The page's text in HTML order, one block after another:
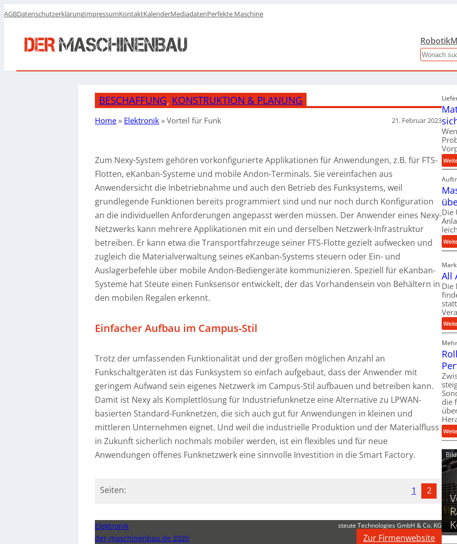
AGBDatenschutzerklärungImpressumKontaktKalenderMediadatenPerfekte Maschine
Robotik
Search
BESCHAFFUNG, KONSTRUKTION & PLANUNG
Home » Elektronik »Vorteil für Funk 21. Februar 2023
Zum Nexy-System gehören vorkonfigurierte Applikationen für Anwendungen, z.B. für FTS-
Flotten, eKanban-Systeme und mobile Andon-Terminals. Sie vereinfachen aus
Anwendersicht die Inbetriebnahme und auch den Betrieb des Funksystems, weil
grundlegende Funktionen bereits programmiert sind und nur noch durch Konfiguration
an die individuellen Anforderungen angepasst werden müssen. Der Anwender eines Nexy-
Netzwerks kann mehrere Applikationen mit ein und derselben Netzwerk-Infrastruktur
betreiben. Er kann etwa die Transportfahrzeuge seiner FTS-Flotte gezielt aufwecken und
zugleich die Materialverwaltung seines eKanban-Systems steuern oder Ein- und
Auslagerbefehle über mobile Andon-Bediengeräte kommunizieren. Speziell für eKanban-
Systeme hat Steute einen Funksensor entwickelt, der das Vorhandensein von Behältern in
den mobilen Regalen erkennt.
Einfacher Aufbau im Campus-Stil
Trotz der umfassenden Funktionalität und der großen möglichen Anzahl an
Funkschaltgeräten ist das Funksystem so einfach aufgebaut, dass der Anwender mit
geringem Aufwand sein eigenes Netzwerk im Campus-Stil aufbauen und betreiben kann.
Damit ist Nexy als Komplettlösung für Industriefunknetze eine Alternative zu LPWAN-
basierten Standard-Funknetzen, die sich auch gut für Anwendungen in kleinen und
mittleren Unternehmen eignet. Und weil die industrielle Produktion und der Materialfluss
in Zukunft sicherlich nochmals mobiler werden, ist ein flexibles und für neue
Anwendungen offenes Funknetzwerk eine sinnvolle Investition in die Smart Factory.
Seiten: 1 2
Elektronik
der-maschinenbau.de 2020
steute Technologies GmbH & Co. KG
Zur Firmenwebsite
Die
All
Die
die